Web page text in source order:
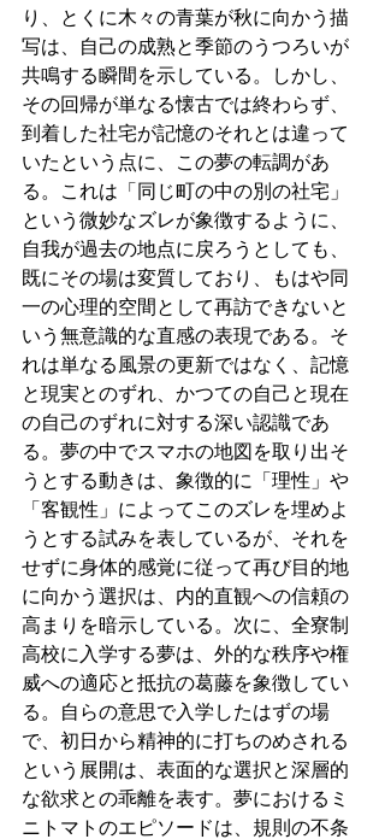
り、とくに木々の青葉が秋に向かう描
写は、自己の成熟と季節のうつろいが
共鳴する瞬間を示している。しかし、
その回帰が単なる懐古では終わらず、
到着した社宅が記憶のそれとは違って
いたという点に、この夢の転調があ
る。これは「同じ町の中の別の社宅」
という微妙なズレが象徴するように、
自我が過去の地点に戻ろうとしても、
既にその場は変質しており、もはや同
一の心理的空間として再訪できないと
いう無意識的な直感の表現である。そ
れは単なる風景の更新ではなく、記憶
と現実とのずれ、かつての自己と現在
の自己のずれに対する深い認識であ
る。夢の中でスマホの地図を取り出そ
うとする動きは、象徴的に「理性」や
「客観性」によってこのズレを埋めよ
うとする試みを表しているが、それを
せずに身体的感覚に従って再び目的地
に向かう選択は、内的直観への信頼の
高まりを暗示している。次に、全寮制
高校に入学する夢は、外的な秩序や権
威への適応と抵抗の葛藤を象徴してい
る。自らの意思で入学したはずの場
で、初日から精神的に打ちのめされる
という展開は、表面的な選択と深層的
な欲求との乖離を表す。夢におけるミ
ニトマトのエピソードは、規則の不条